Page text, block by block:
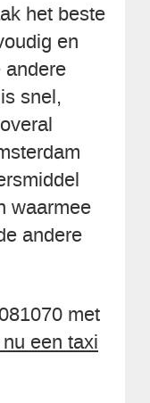
het beste
en
andere
snel,
waarmee
andere
met
een taxi